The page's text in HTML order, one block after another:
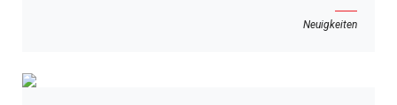
Neuigkeiten